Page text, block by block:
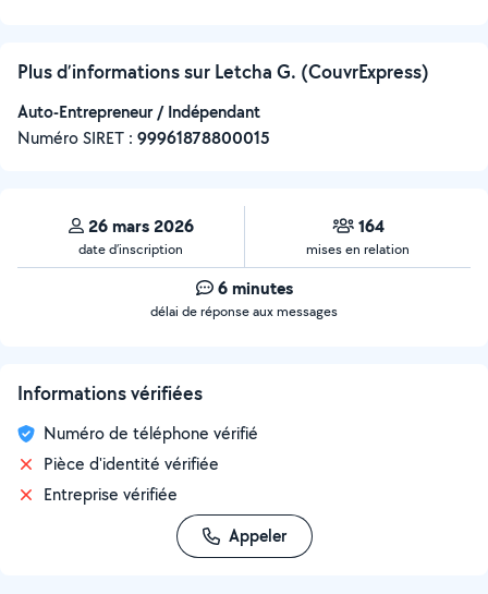
Plus d’informations sur Letcha G. (CouvrExpress)
Auto-Entrepreneur / Indépendant
Numéro SIRET : ‍99961878800015
26 mars 2026
date d’inscription
164
mises en relation
6 minutes
délai de réponse aux messages
Informations vérifiées
Numéro de téléphone vérifié
Pièce d'identité vérifiée
Entreprise vérifiée
Appeler